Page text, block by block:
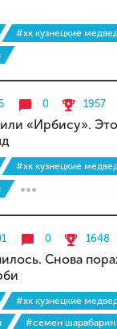
#хк кузнецкие
0 1957
«Ирбису».
#хк кузнецкие
0 1648
Снова
#хк кузнецкие
#семен шарабарин